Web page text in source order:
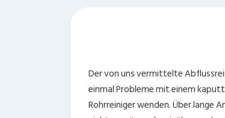
Der von uns vermittelte
einmal Probleme mit einem
Rohrreiniger wenden. Über lange